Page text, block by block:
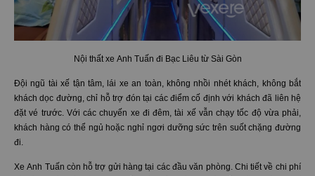
Nội thất xe Anh Tuấn đi Bạc Liêu từ Sài Gòn
Đội ngũ tài xế tận tâm, lái xe an toàn, không nhồi nhét khách, không bắt
khách dọc đường, chỉ hỗ trợ đón tại các điểm cố định với khách đã liên hệ
đặt vé trước. Với các chuyến xe đi đêm, tài xế vẫn chạy tốc độ vừa phải,
khách hàng có thể ngủ hoặc nghỉ ngơi dưỡng sức trên suốt chặng đường
đi.
Xe Anh Tuấn còn hỗ trợ gửi hàng tại các đầu văn phòng. Chi tiết về chi phí